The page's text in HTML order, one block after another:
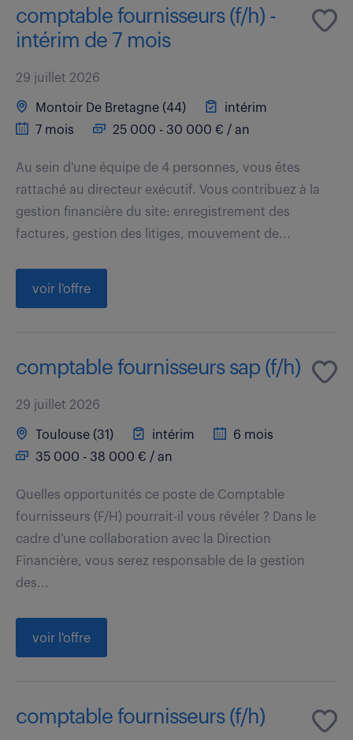
comptable fournisseurs (f/h) -
intérim de 7 mois
29 juillet 2026
Montoir De Bretagne (44)
intérim
7 mois
25 000 - 30 000 € / an
Au sein d'une équipe de 4 personnes, vous êtes
rattaché au directeur exécutif. Vous contribuez à la
gestion financière du site: enregistrement des
factures, gestion des litiges, mouvement de...
voir l'offre
comptable fournisseurs sap (f/h)
29 juillet 2026
Toulouse (31) intérim
6 mois
35 000 - 38 000 € / an
Quelles opportunités ce poste de Comptable
fournisseurs (F/H) pourrait-il vous révéler ? Dans le
cadre d'une collaboration avec la Direction
Financière, vous serez responsable de la gestion
des...
voir l'offre
comptable fournisseurs (f/h)